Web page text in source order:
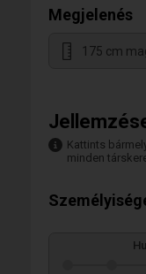
Megjelenés
175 cm
Kattints
minden